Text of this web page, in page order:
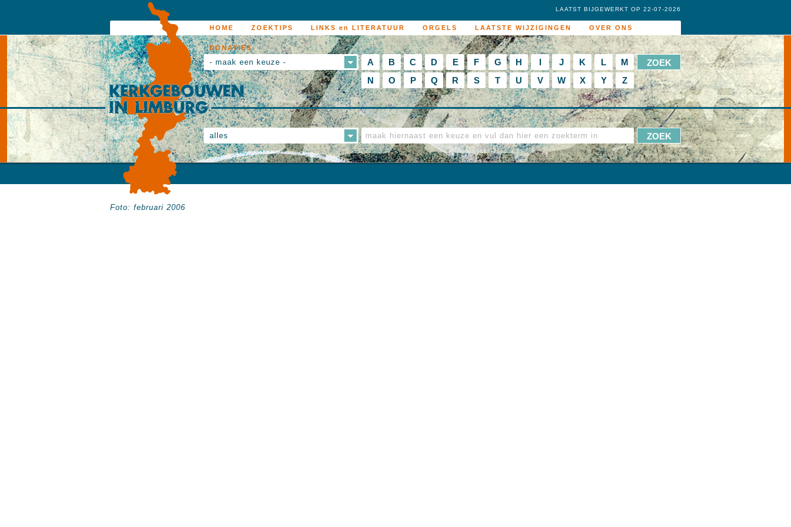
HOME ZOEKTIPS LINKS en LITERATUUR ORGELS LAATSTE WIJZIGINGEN OVER ONS
DONATIES
LAATST BIJGEWERKT OP 22-07-2026
- maak een keuze - A B C D E F G H I J K L
M
N
O P Q R S T U V W X Y Z
alles
Foto: februari 2006